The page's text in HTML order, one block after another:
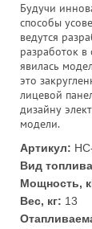
Будучи
способы
ведутся
разработок в
явилась
это
лицевой
дизайну
модели.
Артикул:
Вид
Мощность,
Вес, кг: 13